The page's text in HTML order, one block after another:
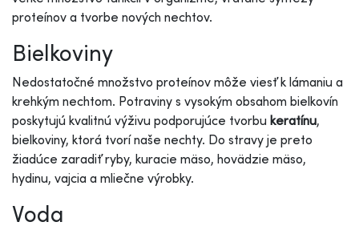
proteínov a tvorbe nových nechtov.
Bielkoviny
Nedostatočné množstvo proteínov môže viesť k lámaniu a
krehkým nechtom. Potraviny s vysokým obsahom bielkovín
poskytujú kvalitnú výživu podporujúce tvorbu keratínu,
bielkoviny, ktorá tvorí naše nechty. Do stravy je preto
žiadúce zaradiť ryby, kuracie mäso, hovädzie mäso,
hydinu, vajcia a mliečne výrobky.
Voda